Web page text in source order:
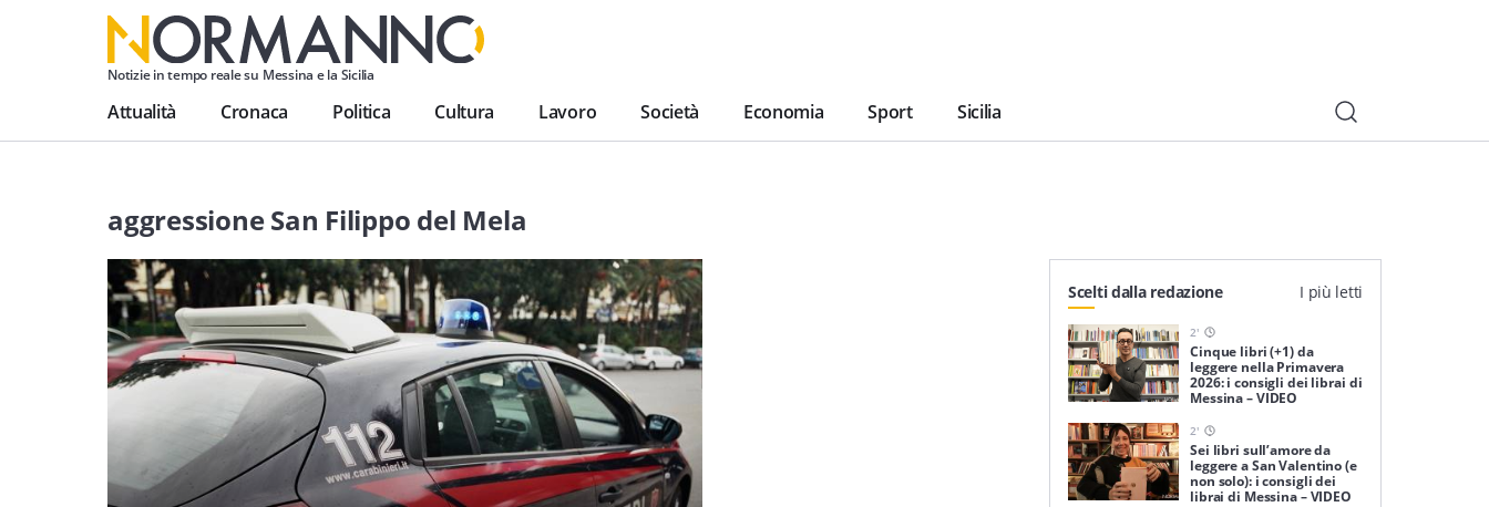
Notizie in tempo reale su Messina e la Sicilia
Attualità Cronaca Politica Cultura Lavoro Società Economia Sport Sicilia
aggressione San Filippo del Mela
Scelti dalla redazione I più letti
2'
Cinque libri (+1) da
leggere nella Primavera
2026: i consigli dei librai di
Messina – VIDEO
2'
Sei libri sull’amore da
leggere a San Valentino (e
non solo): i consigli dei
librai di Messina – VIDEO